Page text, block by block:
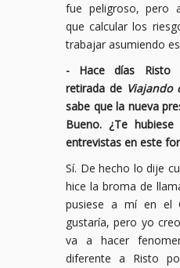
fue peligroso, pero
que calcular los
trabajar asumiendo
- Hace días Risto
retirada de Viajando
sabe que la nueva
Bueno. ¿Te
entrevistas en este
Sí. De hecho lo dije
hice la broma de
pusiese a mí en el
gustaría, pero yo
va a hacer
diferente a Risto